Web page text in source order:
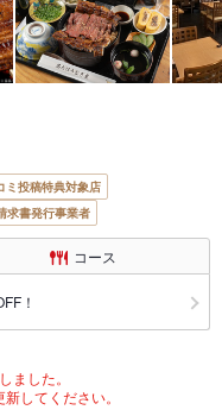
ミ投稿特典対象店
求書発行事業者
コース
！
ました。
してください。